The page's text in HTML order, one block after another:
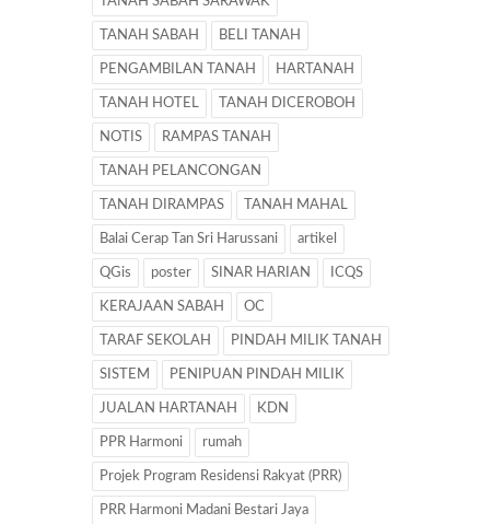
TANAH SABAH BELI TANAH
PENGAMBILAN TANAH HARTANAH
TANAH HOTEL TANAH DICEROBOH
NOTIS RAMPAS TANAH
TANAH PELANCONGAN
TANAH DIRAMPAS TANAH MAHAL
Balai Cerap Tan Sri Harussani artikel
QGis poster SINAR HARIAN ICQS
KERAJAAN SABAH OC
TARAF SEKOLAH PINDAH MILIK TANAH
SISTEM PENIPUAN PINDAH MILIK
JUALAN HARTANAH KDN
PPR Harmoni rumah
Projek Program Residensi Rakyat (PRR)
PRR Harmoni Madani Bestari Jaya